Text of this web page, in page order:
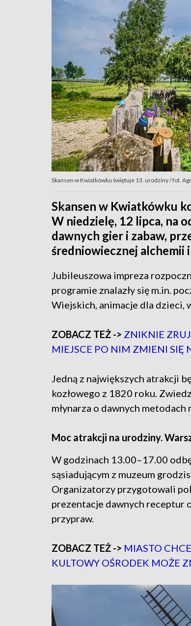
Skansen w Kwiatkówku świętuje 13. urodziny / fot.
Skansen w Kwiatkówku
W niedzielę, 12 lipca, na
dawnych gier i zabaw,
średniowiecznej alchemii
Jubileuszowa impreza
programie znalazły się m.in.
Wiejskich, animacje dla dzieci,
ZOBACZ TEŻ -> ZNIKNIE
MIEJSCE PO NIM ZMIENI SIĘ
Jedną z największych atrakcji
kozłowego z 1820 roku.
młynarza o dawnych metodach
Moc atrakcji na urodziny.
W godzinach 13.00–17.00
sąsiadującym z muzeum
Organizatorzy przygotowali
prezentacje dawnych receptur
przypraw.
ZOBACZ TEŻ -> MIASTO
KULTOWY OŚRODEK MOŻE